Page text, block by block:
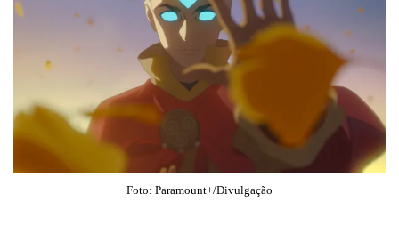
Foto: Paramount+/Divulgação